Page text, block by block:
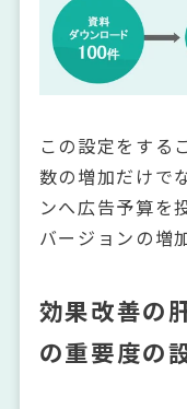
この設定をする
数の増加だけで
ンへ広告予算を
バージョンの増
効果改善の
の重要度の